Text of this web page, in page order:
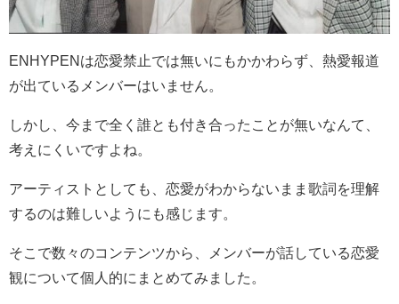
ENHYPENは恋愛禁止では無いにもかかわらず、熱愛報道
が出ているメンバーはいません。
しかし、今まで全く誰とも付き合ったことが無いなんて、
考えにくいですよね。
アーティストとしても、恋愛がわからないまま歌詞を理解
するのは難しいようにも感じます。
そこで数々のコンテンツから、メンバーが話している恋愛
観について個人的にまとめてみました。